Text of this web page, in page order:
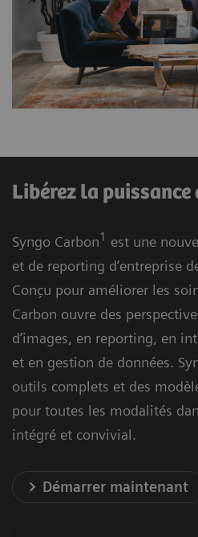
Libérez la puissance
Syngo Carbon1 est une
et de reporting d’entreprise
Conçu pour améliorer les
Carbon ouvre des
d’images, en reporting, en
et en gestion de données.
outils complets et des
pour toutes les modalités
intégré et convivial.
Démarrer maintenant